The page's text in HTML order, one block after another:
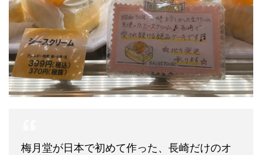
梅月堂が日本で初めて作った、長崎だけのオ